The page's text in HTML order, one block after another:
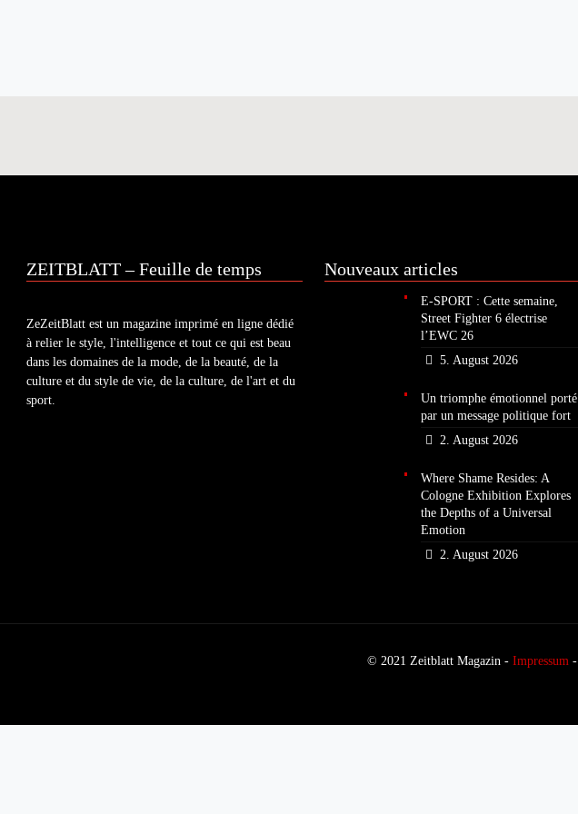
ZEITBLATT – Feuille de temps
ZeZeitBlatt est un magazine imprimé en ligne dédié
à relier le style, l'intelligence et tout ce qui est beau
dans les domaines de la mode, de la beauté, de la
culture et du style de vie, de la culture, de l'art et du
sport.
Nouveaux articles
E-SPORT : Cette semaine,
Street Fighter 6 électrise
l’EWC 26
5. August 2026
Un triomphe émotionnel porté
par un message politique fort
2. August 2026
Where Shame Resides: A
Cologne Exhibition Explores
the Depths of a Universal
Emotion
2. August 2026
© 2021 Zeitblatt Magazin - Impressum -